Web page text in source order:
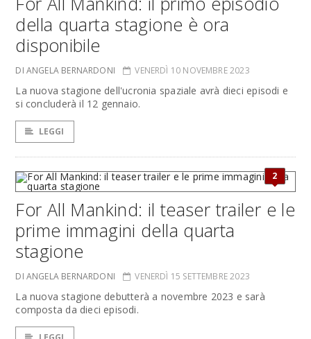
della quarta stagione è ora
disponibile
DI ANGELA BERNARDONI VENERDÌ 10 NOVEMBRE 2023
La nuova stagione dell'ucronia spaziale avrà dieci episodi e
si concluderà il 12 gennaio.
LEGGI
2
For All Mankind: il teaser trailer e le
prime immagini della quarta
stagione
DI ANGELA BERNARDONI VENERDÌ 15 SETTEMBRE 2023
La nuova stagione debutterà a novembre 2023 e sarà
composta da dieci episodi.